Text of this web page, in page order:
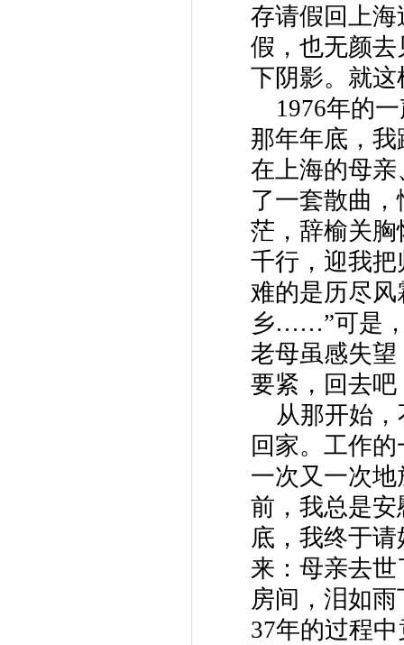
存请假回上
假，也无颜
下阴影。就
1976年的
那年年底，
在上海的母
了一套散曲
茫，辞榆关
千行，迎我
难的是历尽
乡……”可是
老母虽感失
要紧，回去
从那开始
回家。工作
一次又一次
前，我总是安
底，我终于
来：母亲去
房间，泪如
37年的过程